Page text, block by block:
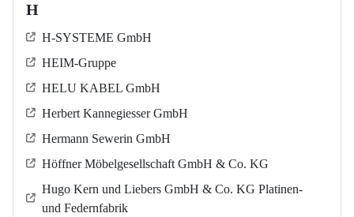
H
H-SYSTEME GmbH
HEIM-Gruppe
HELU KABEL GmbH
Herbert Kannegiesser GmbH
Hermann Sewerin GmbH
Höffner Möbelgesellschaft GmbH & Co. KG
Hugo Kern und Liebers GmbH & Co. KG Platinen-
und Federnfabrik